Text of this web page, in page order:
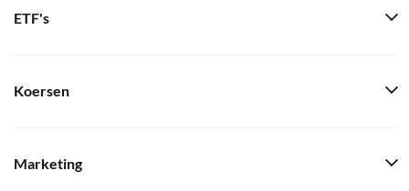
ETF's
Koersen
Marketing